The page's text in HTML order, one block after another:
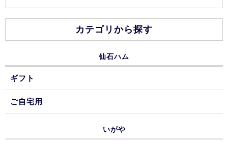
カテゴリから探す
仙石ハム
ギフト
ご自宅用
いがや